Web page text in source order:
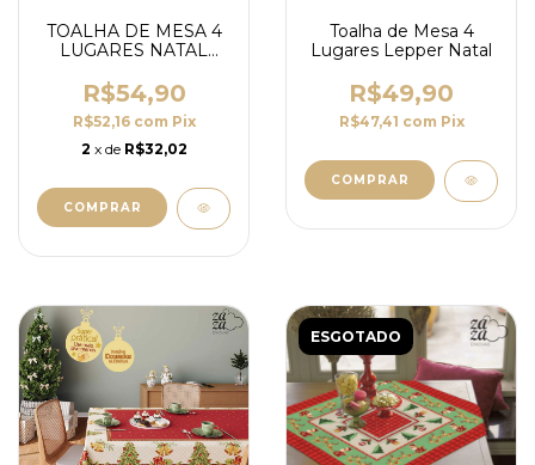
TOALHA DE MESA 4
LUGARES NATAL
R$54,90
R$52,16 com Pix
2 x de R$32,02
COMPRAR
Toalha de Mesa 4
Lugares Lepper Natal
R$49,90
R$47,41 com Pix
ESGOTADO